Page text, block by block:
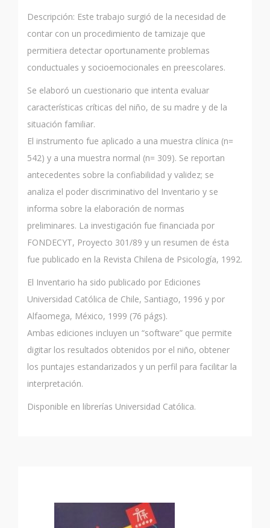
Descripción: Este trabajo surgió de la necesidad de
contar con un procedimiento de tamizaje que
permitiera detectar oportunamente problemas
conductuales y socioemocionales en preescolares.
Se elaboró un cuestionario que intenta evaluar
características críticas del niño, de su madre y de la
situación familiar.
El instrumento fue aplicado a una muestra clínica (n=
542) y a una muestra normal (n= 309). Se reportan
antecedentes sobre la confiabilidad y validez; se
analiza el poder discriminativo del Inventario y se
informa sobre la elaboración de normas
preliminares. La investigación fue financiada por
FONDECYT, Proyecto 301/89 y un resumen de ésta
fue publicado en la Revista Chilena de Psicología, 1992.
El Inventario ha sido publicado por Ediciones
Universidad Católica de Chile, Santiago, 1996 y por
Alfaomega, México, 1999 (76 págs).
Ambas ediciones incluyen un “software” que permite
digitar los resultados obtenidos por el niño, obtener
los puntajes estandarizados y un perfil para facilitar la
interpretación.
Disponible en librerías Universidad Católica.